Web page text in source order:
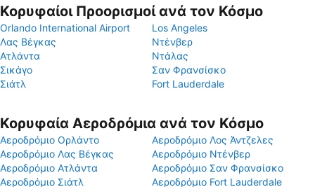
Κορυφαίοι Προορισμοί ανά τον Κόσμο
Orlando International Airport
Los Angeles
Λας Βέγκας
Ντένβερ
Ατλάντα
Ντάλας
Σικάγο
Σαν Φρανσίσκο
Σιάτλ
Fort Lauderdale
Κορυφαία Αεροδρόμια ανά τον Κόσμο
Αεροδρόμιο Ορλάντο
Αεροδρόμιο Λος Άντζελες
Αεροδρόμιο Λας Βέγκας
Αεροδρόμιο Ντένβερ
Αεροδρόμιο Ατλάντα
Αεροδρόμιο Σαν Φρανσίσκο
Αεροδρόμιο Σιάτλ
Αεροδρόμιο Fort Lauderdale